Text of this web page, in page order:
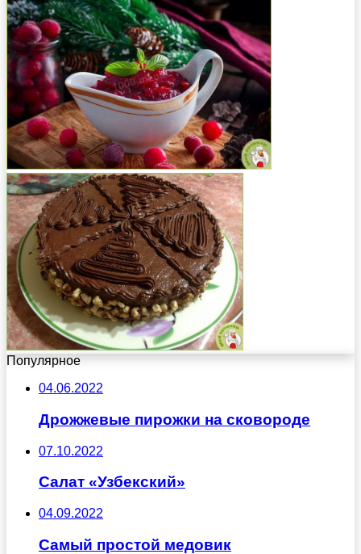
Популярное
04.06.2022
Дрожжевые пирожки на сковороде
07.10.2022
Салат «Узбекский»
04.09.2022
Самый простой медовик